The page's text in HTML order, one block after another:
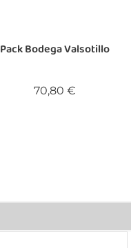
Pack Bodega Valsotillo
70,80 €